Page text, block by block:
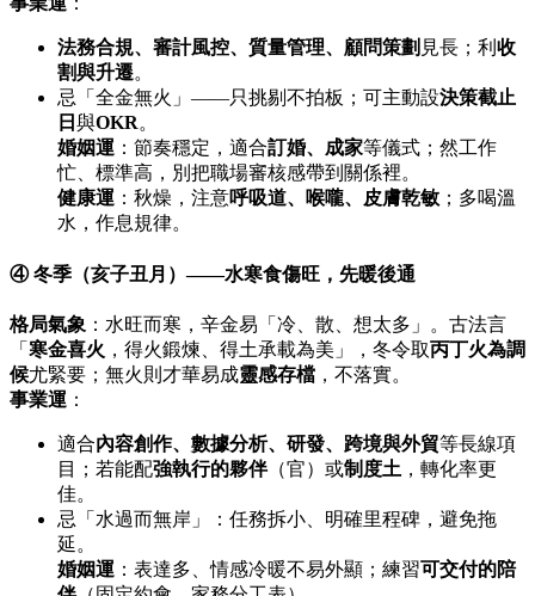
法務合規、審計風控、質量管理、顧問策劃 見長；利 收
割與升遷。
忌「全金無火」——只挑剔不拍板；可主動設決策截止
日 與OKR。
婚姻運 ：節奏穩定，適合訂婚、成家等儀式；然工作
忙、標準高，別把職場審核感帶到關係裡。
健康運 ：秋燥，注意呼吸道、喉嚨、皮膚乾敏 ；多喝溫
水，作息規律。
④ 冬季（亥子丑月）——水寒食傷旺，先暖後通
格局氣象 ：水旺而寒，辛金易「冷、散、想太多」。古法言
「 寒金喜火 ，得火鍛煉、得土承載為美」，冬令取丙丁火為調
候尤緊要；無火則才華易成靈感存檔 ，不落實。
事業運 ：
適合內容創作、數據分析、研發、跨境與外貿等長線項
目；若能配強執行的夥伴（官）或制度土 ，轉化率更
佳。
忌「水過而無岸」：任務拆小、明確里程碑，避免拖
延。
婚姻運 ：表達多、情感冷暖不易外顯；練習可交付的陪